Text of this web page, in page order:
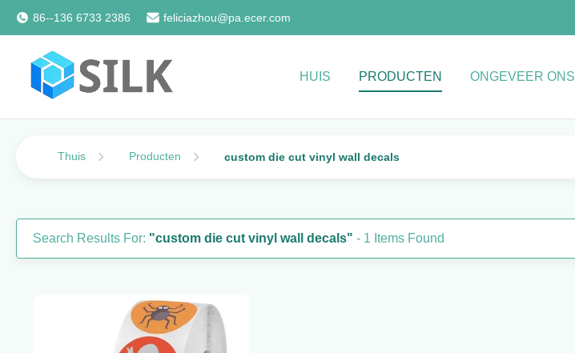
86--136 6733 2386 feliciazhou@pa.ecer.com
HUIS PRODUCTEN ONGEVEER ONS
Thuis Producten custom die cut vinyl wall decals
Search Results For: "custom die cut vinyl wall decals" - 1 Items Found